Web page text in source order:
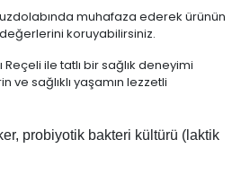
muhafaza ederek ürünün
koruyabilirsiniz.
Reçeli ile tatlı bir sağlık deneyimi
ve sağlıklı yaşamın lezzetli
probiyotik bakteri kültürü (laktik